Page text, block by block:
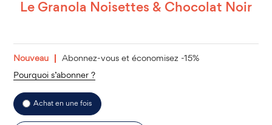
Le Granola Noisettes & Chocolat Noir
Nouveau
Abonnez-vous et économisez -15%
Pourquoi s’abonner ?
Choose
purchase
Achat en une fois